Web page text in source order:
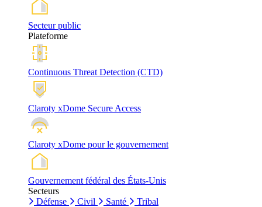
Secteur public
Plateforme
Continuous Threat Detection (CTD)
Claroty xDome Secure Access
Claroty xDome pour le gouvernement
Gouvernement fédéral des États-Unis
Secteurs
Défense
Civil Santé Tribal